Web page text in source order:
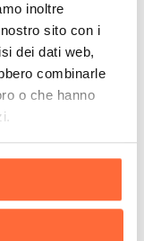
inoltre
sito con i
dei dati web,
combinarle
o che hanno